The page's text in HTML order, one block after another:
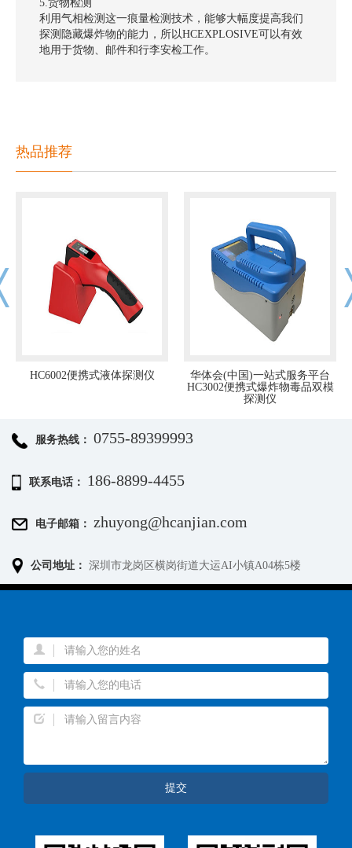
5.货物检测
利用气相检测这一痕量检测技术，能够大幅度提高我们
探测隐藏爆炸物的能力，所以HCEXPLOSIVE可以有效
地用于货物、邮件和行李安检工作。
热品推荐
HC6002便携式液体探测仪
华体会(中国)一站式服务平台
HC3002便携式爆炸物毒品双模
探测仪
服务热线： 0755-89399993
联系电话： 186-8899-4455
电子邮箱： zhuyong@hcanjian.com
公司地址： 深圳市龙岗区横岗街道大运AI小镇A04栋5楼
提交